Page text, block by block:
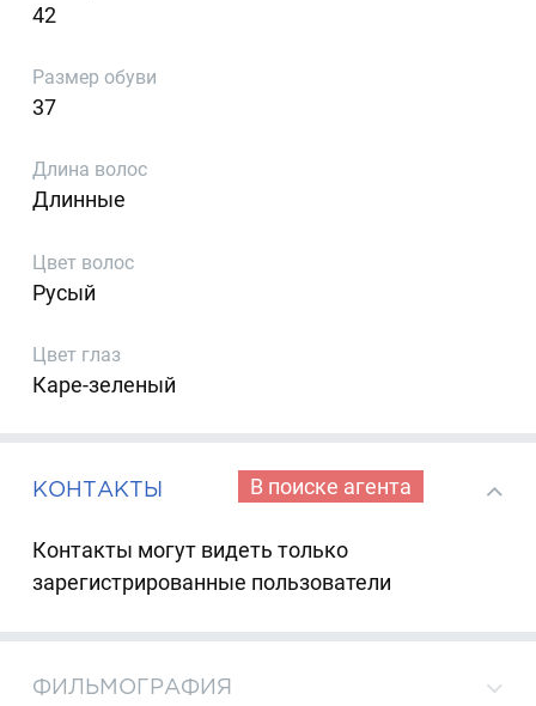
42
Размер обуви
37
Длина волос
Длинные
Цвет волос
Русый
Цвет глаз
Каре-зеленый
КОНТАКТЫ В поиске агента
Контакты могут видеть только
зарегистрированные пользователи
ФИЛЬМОГРАФИЯ